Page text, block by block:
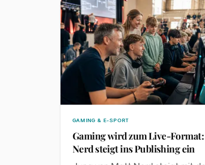
GAMING & E-SPORT
Gaming wird zum Live-Format:
Nerd steigt ins Publishing ein